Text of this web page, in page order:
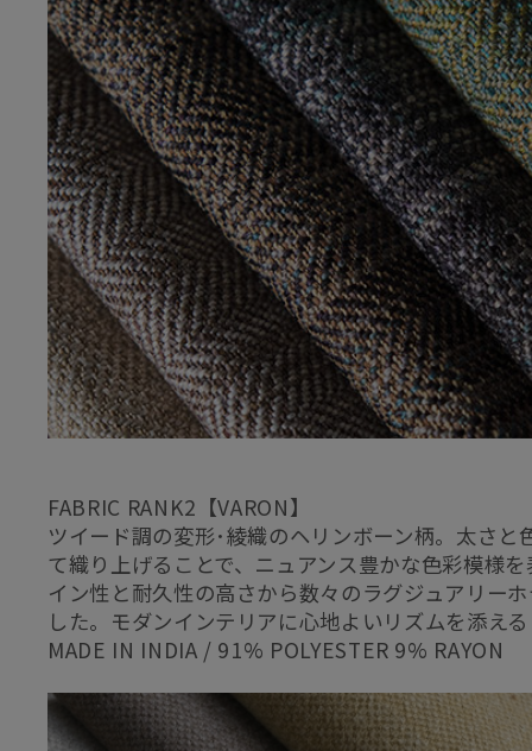
FABRIC RANK2【VARON】
ツイード調の変形･綾織のヘリンボーン柄。太さと
て織り上げることで、ニュアンス豊かな色彩模様
イン性と耐久性の高さから数々のラグジュアリー
した。モダンインテリアに心地よいリズムを添え
MADE IN INDIA / 91% POLYESTER 9% RAYON